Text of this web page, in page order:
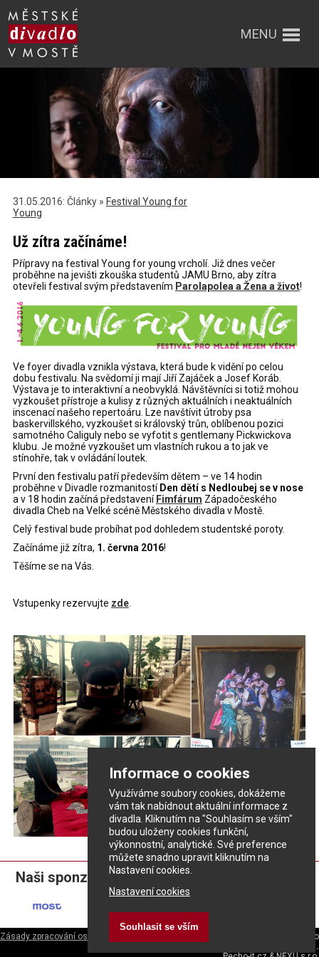
Informace o cookies
Využíváme soubory cookies, dokážeme
vám tak nabídnout aktuální informace z
divadla. Kliknutím na "Souhlasím se vším"
budou uloženy cookies funkční,
výkonnostní, analytické. Své preference
můžete snadno upravit kliknutím na
Nastavení cookies.
Nastavení cookies
Souhlasit se vším
MENU
31.05.2016: Články » Festival Young for
Young
Už zítra začínáme!
Přípravy na festival Young for young vrcholí. Již dnes večer
proběhne na jevišti zkouška studentů JAMU Brno, aby zítra
otevřeli festival svým představením Parolapolea a Žena a život!
Ve foyer divadla vznikla výstava, která bude k vidění po celou
dobu festivalu. Na svědomí ji mají Jiří Zajáček a Josef Koráb.
Výstava je to interaktivní a neobvyklá. Návštěvníci si totiž mohou
vyzkoušet přístroje a kulisy z různých aktuálních i neaktuálních
inscenací našeho repertoáru. Lze navštívit útroby psa
baskervillského, vyzkoušet si královský trůn, oblíbenou pozici
samotného Caliguly nebo se vyfotit s gentlemany Pickwickova
klubu. Je možné vyzkoušet um vlastních rukou a to jak ve
stínohře, tak v ovládání loutek.
První den festivalu patří především dětem – ve 14 hodin
proběhne v Divadle rozmanitostí Den dětí s Nedloubej se v nose
a v 18 hodin začíná představení Fimfárum Západočeského
divadla Cheb na Velké scéně Městského divadla v Mostě.
Celý festival bude probíhat pod dohledem studentské poroty.
Začínáme již zítra, 1. června 2016!
Těšíme se na Vás.
Vstupenky rezervujte zde.
Naši sponzoři:
Zásady zpracování osobních údajů
Divadlo
Městské divadlo v Mostě s.r.o.